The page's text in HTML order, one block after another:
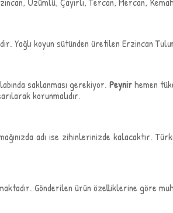
koyun sütünden üretilen Erzincan
saklanması gerekiyor. Peynirhemen
korunmalıdır.
adı ise zihinlerinizde kalacaktır.
Gönderilen ürün özelliklerine göre